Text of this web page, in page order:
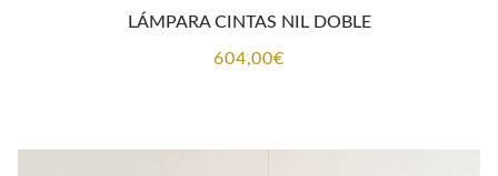
LÁMPARA CINTAS NIL DOBLE
604,00€